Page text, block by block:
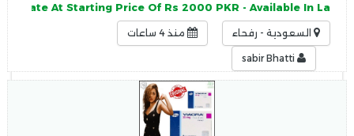
citrate At Starting Price Of Rs 2000 PKR - Available In La
السعودية - رفحاء منذ 4 ساعات